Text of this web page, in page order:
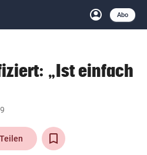
account_circle
Anmelden
Abo
close Schließen
arrow_right
„Ist einfach
Teilen